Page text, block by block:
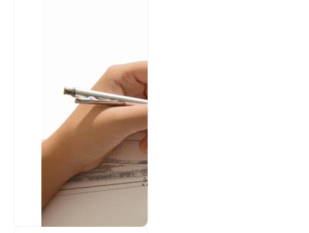
Jadikan
bangunan Anda kokoh
dan aman dengan
dukungan konsultan
struktur bangunan
profesional...